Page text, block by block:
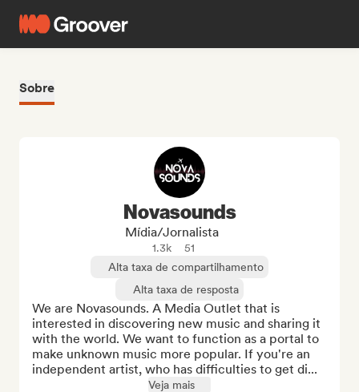
Sobre
Novasounds
Mídia/Jornalista
1.3k
51
Alta taxa de compartilhamento
Alta taxa de resposta
We are Novasounds. A Media Outlet that is
interested in discovering new music and sharing it
with the world. We want to function as a portal to
make unknown music more popular. If you're an
independent artist, who has difficulties to get di...
Veja mais